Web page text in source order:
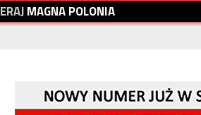
ERAJMAGNAPOLONIA